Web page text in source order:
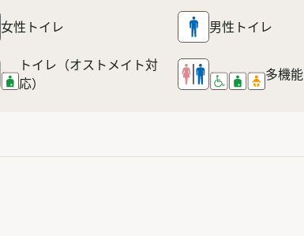
女性トイレ 男性トイレ
トイレ（オストメイト対
応）
多機能